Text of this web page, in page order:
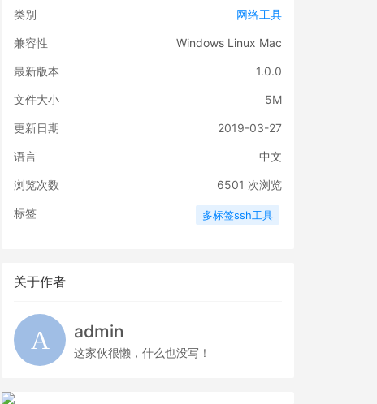
类别 网络工具
兼容性 Windows Linux Mac
最新版本 1.0.0
文件大小 5M
更新日期 2019-03-27
语言 中文
浏览次数 6501 次浏览
标签 多标签ssh工具
关于作者
admin
这家伙很懒，什么也没写！